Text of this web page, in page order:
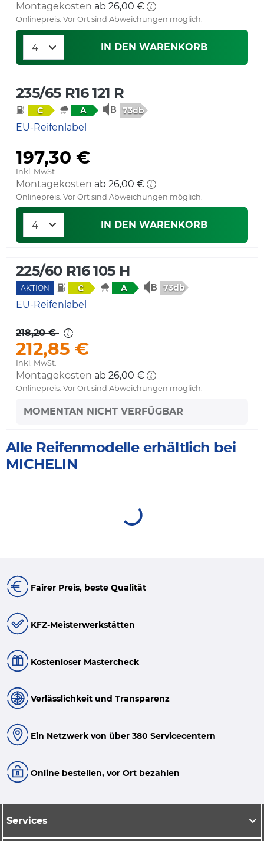
Montagekosten ab 26,00 €
Onlinepreis. Vor Ort sind Abweichungen möglich.
IN DEN WARENKORB
235/65 R16 121 R
C A 73db
EU-Reifenlabel
197,30 €
Inkl. MwSt.
Montagekosten ab 26,00 €
Onlinepreis. Vor Ort sind Abweichungen möglich.
IN DEN WARENKORB
225/60 R16 105 H
AKTION C A 73db
EU-Reifenlabel
218,20 €
212,85 €
Inkl. MwSt.
Montagekosten ab 26,00 €
Onlinepreis. Vor Ort sind Abweichungen möglich.
MOMENTAN NICHT VERFÜGBAR
Alle Reifenmodelle erhältlich bei
MICHELIN
Fairer Preis, beste Qualität
KFZ-Meisterwerkstätten
Kostenloser Mastercheck
Verlässlichkeit und Transparenz
Ein Netzwerk von über 380 Servicecentern
Online bestellen, vor Ort bezahlen
Services